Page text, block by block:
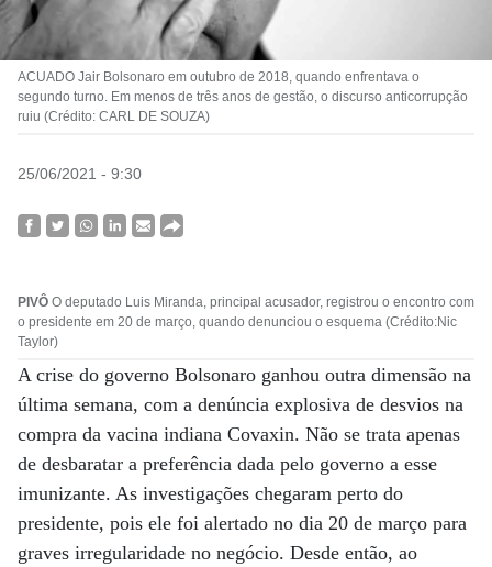
ACUADO Jair Bolsonaro em outubro de 2018, quando enfrentava o
segundo turno. Em menos de três anos de gestão, o discurso anticorrupção
ruiu (Crédito: CARL DE SOUZA)
25/06/2021 - 9:30
PIVÔ O deputado Luis Miranda, principal acusador, registrou o encontro com
o presidente em 20 de março, quando denunciou o esquema (Crédito:Nic
Taylor)
A crise do governo Bolsonaro ganhou outra dimensão na
última semana, com a denúncia explosiva de desvios na
compra da vacina indiana Covaxin. Não se trata apenas
de desbaratar a preferência dada pelo governo a esse
imunizante. As investigações chegaram perto do
presidente, pois ele foi alertado no dia 20 de março para
graves irregularidade no negócio. Desde então, ao